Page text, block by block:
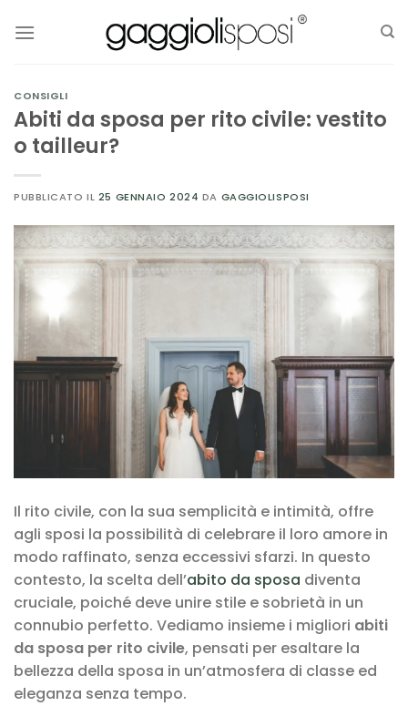
CONSIGLI
Abiti da sposa per rito civile: vestito
o tailleur?
PUBBLICATO IL 25 GENNAIO 2024 DA GAGGIOLISPOSI
Il rito civile, con la sua semplicità e intimità, offre
agli sposi la possibilità di celebrare il loro amore in
modo raffinato, senza eccessivi sfarzi. In questo
contesto, la scelta dell’abito da sposa diventa
cruciale, poiché deve unire stile e sobrietà in un
connubio perfetto. Vediamo insieme i migliori abiti
da sposa per rito civile, pensati per esaltare la
bellezza della sposa in un’atmosfera di classe ed
eleganza senza tempo.